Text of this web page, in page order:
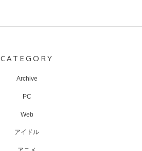
CATEGORY
Archive
PC
Web
アイドル